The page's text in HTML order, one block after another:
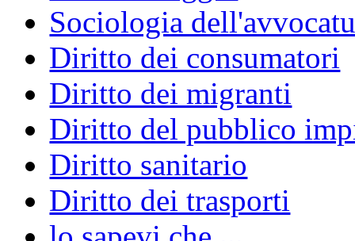
Sociologia
Diritto dei consumatori
Diritto dei migranti
Diritto del pubblico
Diritto sanitario
Diritto dei trasporti